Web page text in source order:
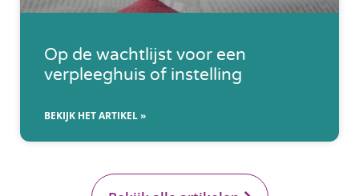
Op de wachtlijst voor een
verpleeghuis of instelling
BEKIJK HET ARTIKEL »